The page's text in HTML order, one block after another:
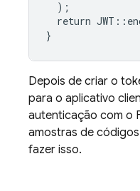
  );
return
}
Depois de criar o
para o aplicativo
autenticação com o
amostras de
fazer isso.